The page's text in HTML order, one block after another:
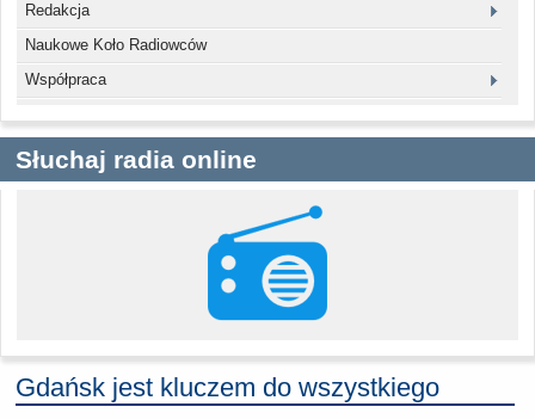
Redakcja
Naukowe Koło Radiowców
Współpraca
Słuchaj radia online
Gdańsk jest kluczem do wszystkiego